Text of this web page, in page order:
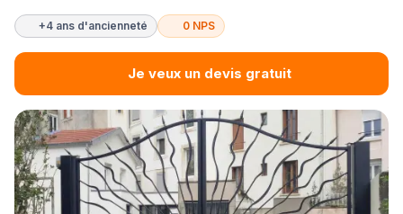
+4 ans d'ancienneté 0 NPS
Je veux un devis gratuit